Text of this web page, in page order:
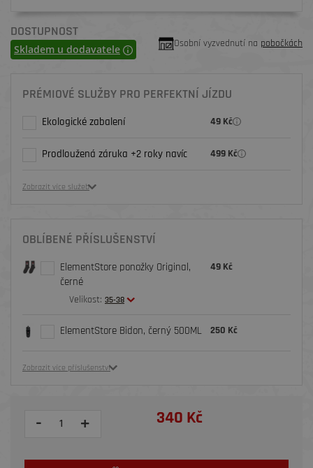
DOSTUPNOST
Skladem u dodavatele Osobní vyzvednutí na pobočkách
PRÉMIOVÉ SLUŽBY PRO PERFEKTNÍ JÍZDU
Ekologické zabalení 49 Kč
Prodloužená záruka +2 roky navíc 499 Kč
Zobrazit více služeb
OBLÍBENÉ PŘÍSLUŠENSTVÍ
ElementStore ponožky Original,
černé
Velikost: 35-38
49 Kč
ElementStore Bidon, černý 500ML 250 Kč
Zobrazit více příslušenství
- + 340 Kč